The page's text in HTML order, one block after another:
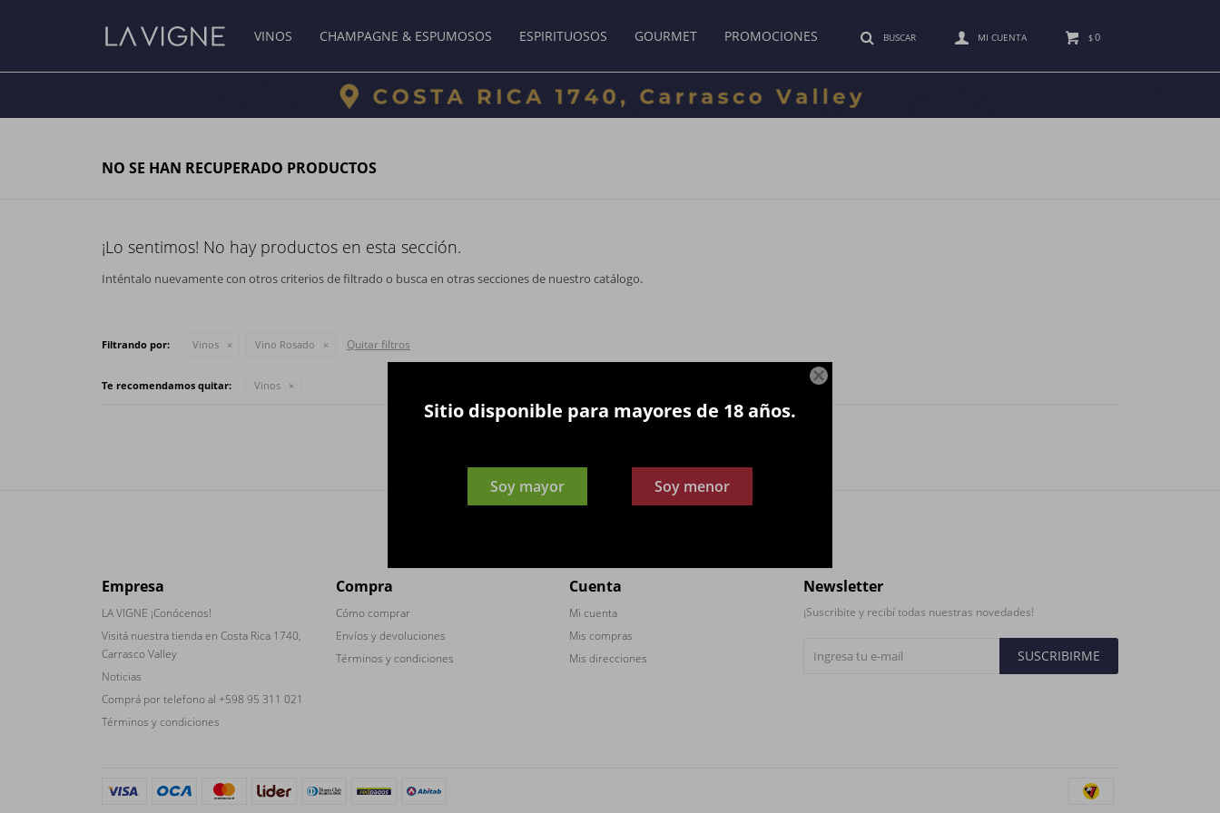

Sitio disponible para mayores de 18 años.
Soy mayor Soy menor
VINOS CHAMPAGNE & ESPUMOSOS ESPIRITUOSOS GOURMET PROMOCIONES $0
NO SE HAN RECUPERADO PRODUCTOS
¡Lo sentimos! No hay productos en esta sección.
Inténtalo nuevamente con otros criterios de filtrado o busca en otras secciones de nuestro catálogo.
Filtrando por: Vinos Vino Rosado Quitar filtros
Te recomendamos quitar: Vinos
Empresa
LA VIGNE ¡Conócenos!
Visitá nuestra tienda en Costa Rica 1740,
Carrasco Valley
Noticias
Comprá por telefono al +598 95 311 021
Términos y condiciones
Compra
Cómo comprar
Envíos y devoluciones
Términos y condiciones
Cuenta
Mi cuenta
Mis compras
Mis direcciones
Newsletter
¡Suscribite y recibí todas nuestras novedades!
SUSCRIBIRME